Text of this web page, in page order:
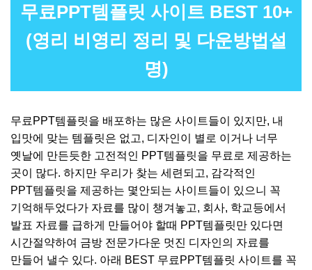
무료PPT템플릿 사이트 BEST 10+
(영리 비영리 정리 및 다운방법설
명)
무료PPT템플릿을 배포하는 많은 사이트들이 있지만, 내
입맛에 맞는 템플릿은 없고, 디자인이 별로 이거나 너무
옛날에 만든듯한 고전적인 PPT템플릿을 무료로 제공하는
곳이 많다. 하지만 우리가 찾는 세련되고, 감각적인
PPT템플릿을 제공하는 몇안되는 사이트들이 있으니 꼭
기억해두었다가 자료를 많이 챙겨놓고, 회사, 학교등에서
발표 자료를 급하게 만들어야 할때 PPT템플릿만 있다면
시간절약하여 금방 전문가다운 멋진 디자인의 자료를
만들어 낼수 있다. 아래 BEST 무료PPT템플릿 사이트를 꼭